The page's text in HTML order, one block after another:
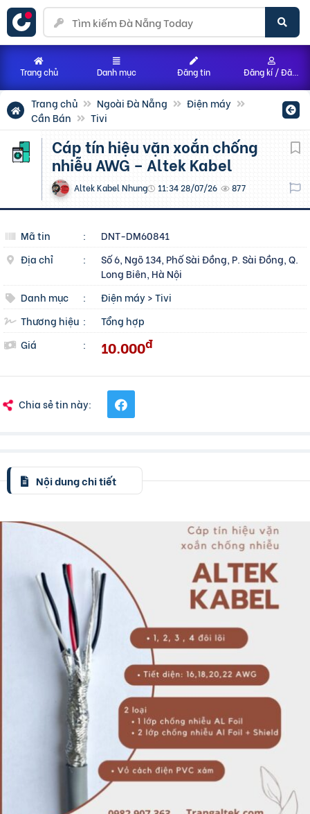
Trang chủ Ngoài Đà Nẵng
Điện máy
Cần Bán
Tivi
Cáp tín hiệu vặn xoắn chống
nhiễu AWG – Altek Kabel
Altek Kabel Nhung 11:34 28/07/26 877
Mã tin :
DNT-DM60841
Địa chỉ
:
Số 6, Ngõ 134, Phố Sài Đồng, P. Sài Đồng, Q.
Long Biên, Hà Nội
Danh mục
: Điện máy>Tivi
Thương hiệu :
Tổng hợp
Giá
: 10.000đ
Chia sẻ tin này:
Nội dung chi tiết
Trang chủ Danh mục Đăng tin